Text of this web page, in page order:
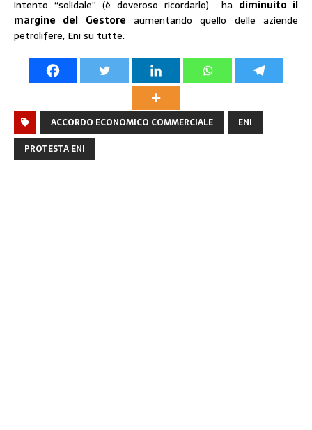
intento “solidale” (è doveroso ricordarlo) ha diminuito il
margine del Gestore aumentando quello delle aziende
petrolifere, Eni su tutte.
ACCORDO ECONOMICO COMMERCIALE
ENI
PROTESTA ENI